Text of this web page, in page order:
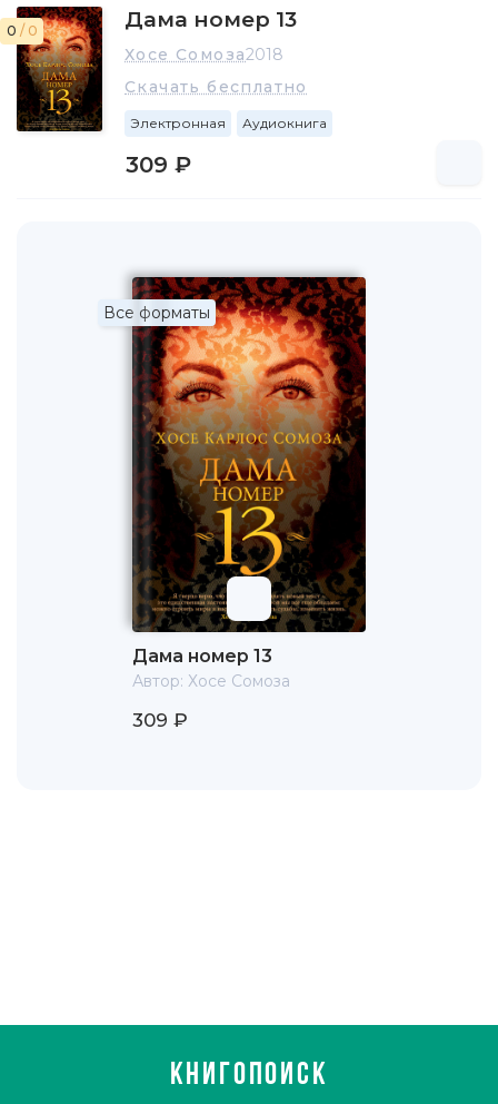
0 / 0 Дама номер 13
Хосе Сомоза2018
Скачать бесплатно
Электронная Аудиокнига
309 ₽
Все форматы
Дама номер 13
Автор: Хосе Сомоза
309 ₽
КНИГОПОИСК